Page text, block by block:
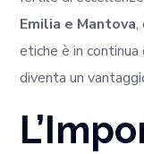
Emilia e Mantova,
etiche è in
diventa un